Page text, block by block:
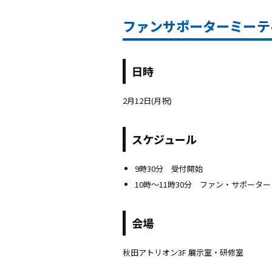
ファンサポーターミー
日時
2月12日(月祝)
スケジュール
9時30分 受付開始
10時〜11時30分 ファン・サポーター
会場
秋田アトリオン3F 展示室・研修室